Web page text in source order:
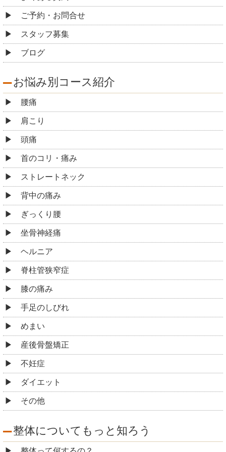
ご予約・お問合せ
スタッフ募集
ブログ
お悩み別コース紹介
腰痛
肩こり
頭痛
首のコリ・痛み
ストレートネック
背中の痛み
ぎっくり腰
坐骨神経痛
ヘルニア
脊柱管狭窄症
膝の痛み
手足のしびれ
めまい
産後骨盤矯正
不妊症
ダイエット
その他
整体についてもっと知ろう